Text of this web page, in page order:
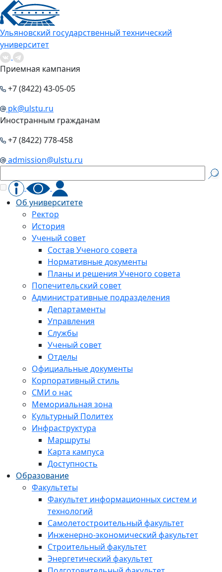
Ульяновский государственный технический
университет
Приемная кампания
+7 (8422) 43-05-05
pk@ulstu.ru
Иностранным гражданам
+7 (8422) 778-458
admission@ulstu.ru
Об университете
Ректор
История
Ученый совет
Состав Ученого совета
Нормативные документы
Планы и решения Ученого совета
Попечительский совет
Административные подразделения
Департаменты
Управления
Службы
Ученый совет
Отделы
Официальные документы
Корпоративный стиль
СМИ о нас
Мемориальная зона
Культурный Политех
Инфраструктура
Маршруты
Карта кампуса
Доступность
Образование
Факультеты
Факультет информационных систем и
технологий
Самолетостроительный факультет
Инженерно-экономический факультет
Строительный факультет
Энергетический факультет